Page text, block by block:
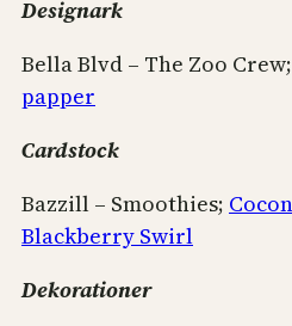
Designark
Bella Blvd – The Zoo Crew;
papper
Cardstock
Bazzill – Smoothies;
Blackberry Swirl
Dekorationer